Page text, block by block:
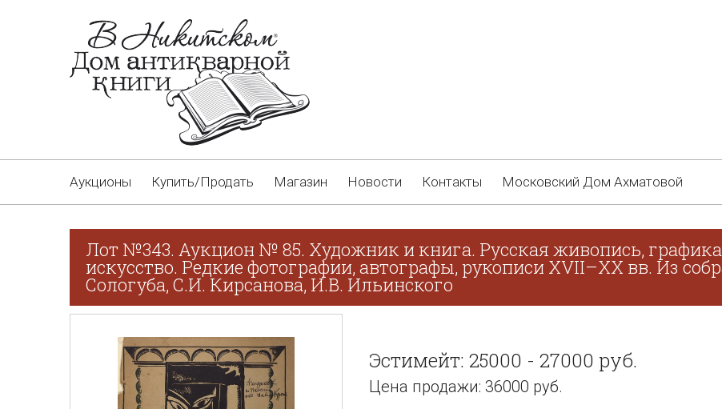
Аукционы Купить/Продать Магазин Новости Контакты Московский Дом Ахматовой
Лот №343. Аукцион № 85. Художник и книга. Русская живопись,
искусство. Редкие фотографии, автографы, рукописи XVII–XX вв. Из
Сологуба, С.И. Кирсанова, И.В. Ильинского
Эстимейт: 25000 - 27000 руб.
Цена продажи: 36000 руб.